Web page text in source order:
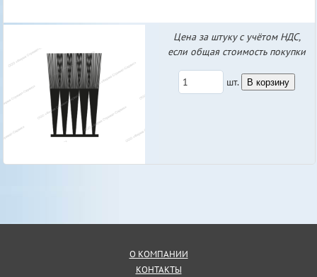
Цена за штуку с учётом НДС,
если общая стоимость покупки
шт. В корзину
О КОМПАНИИ
КОНТАКТЫ